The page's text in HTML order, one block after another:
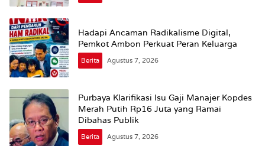
Hadapi Ancaman Radikalisme Digital,
Pemkot Ambon Perkuat Peran Keluarga
Berita Agustus 7, 2026
Purbaya Klarifikasi Isu Gaji Manajer Kopdes
Merah Putih Rp16 Juta yang Ramai
Dibahas Publik
Berita Agustus 7, 2026